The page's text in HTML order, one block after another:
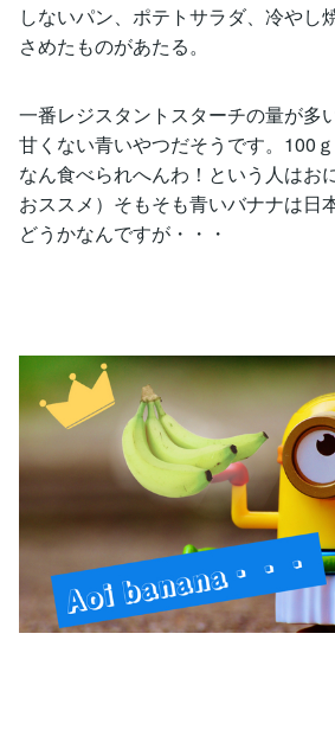
しないパン、ポテトサラダ、冷やし
さめたものがあたる。
一番レジスタントスターチの量が多
甘くない青いやつだそうです。100
なん食べられへんわ！という人はお
おススメ）そもそも青いバナナは日
どうかなんですが・・・